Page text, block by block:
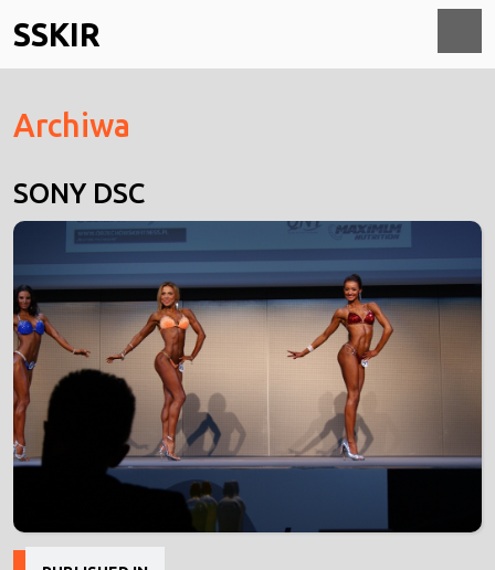
to
content
SSKIR
Archiwa
SONY DSC
Nawigacja